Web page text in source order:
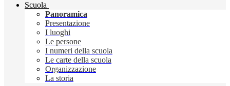
Scuola
Panoramica
Presentazione
I luoghi
Le persone
I numeri della scuola
Le carte della scuola
Organizzazione
La storia